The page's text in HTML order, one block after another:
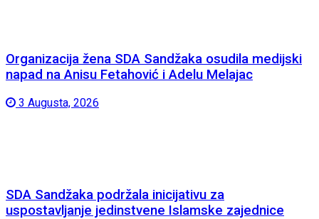
Organizacija žena SDA Sandžaka osudila medijski
napad na Anisu Fetahović i Adelu Melajac
3 Augusta, 2026
SDA Sandžaka podržala inicijativu za
uspostavljanje jedinstvene Islamske zajednice